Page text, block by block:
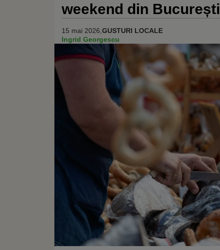
weekend din București
15 mai 2026, GUSTURI LOCALE
Ingrid Georgescu